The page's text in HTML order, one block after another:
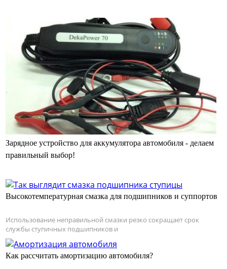
Зарядное устройство для аккумулятора автомобиля - делаем
правильный выбор!
Высокотемпературная смазка для подшипников и суппортов
Использование неправильной смазки резко сокращает срок
службы ступичных подшипников и
Как рассчитать амортизацию автомобиля?